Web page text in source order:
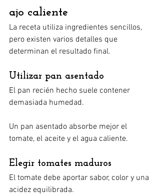
ajo caliente
La receta utiliza ingredientes sencillos,
pero existen varios detalles que
determinan el resultado final.
Utilizar pan asentado
El pan recién hecho suele contener
demasiada humedad.
Un pan asentado absorbe mejor el
tomate, el aceite y el agua caliente.
Elegir tomates maduros
El tomate debe aportar sabor, color y una
acidez equilibrada.